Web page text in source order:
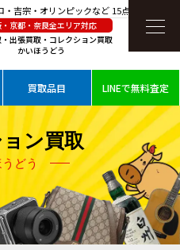
吉宗・オリンピックなど 15点を高価買取
・京都・奈良全エリア対応
出張買取・コレクション買取
かいほうどう
買取品目 LINEで無料査定
ン買取
どう